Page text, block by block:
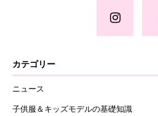
カテゴリー
ニュース
子供服＆キッズモデルの基礎知識